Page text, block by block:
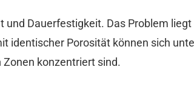
Dauerfestigkeit. Das Problem
identischer Porosität können sich
konzentriert sind.